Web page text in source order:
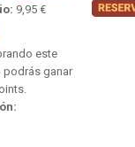
9,95 €
este
podrás ganar